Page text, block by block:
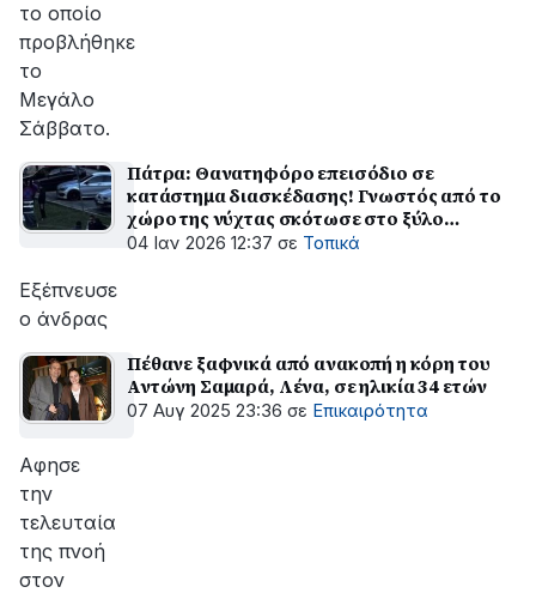
το οποίο
προβλήθηκε
το
Μεγάλο
Σάββατο.
Πάτρα: Θανατηφόρο επεισόδιο σε
κατάστημα διασκέδασης! Γνωστός από το
χώρο της νύχτας σκότωσε στο ξύλο
30χρονο!
04 Ιαν 2026 12:37 σε Τοπικά
Εξέπνευσε
ο άνδρας
Πέθανε ξαφνικά από ανακοπή η κόρη του
Αντώνη Σαμαρά, Λένα, σε ηλικία 34 ετών
07 Αυγ 2025 23:36 σε Επικαιρότητα
Αφησε
την
τελευταία
της πνοή
στον